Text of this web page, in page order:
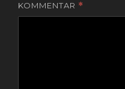
KOMMENTAR *